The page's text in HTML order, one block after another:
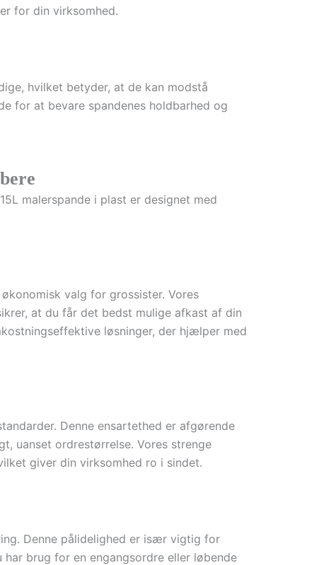
for din virksomhed.
hvilket betyder, at de kan modstå
for at bevare spandenes holdbarhed og
malerspande i plast er designet med
valg for grossister. Vores
at du får det bedst mulige afkast af din
løsninger, der hjælper med
Denne ensartethed er afgørende
uanset ordrestørrelse. Vores strenge
giver din virksomhed ro i sindet.
Denne pålidelighed er især vigtig for
brug for en engangsordre eller løbende